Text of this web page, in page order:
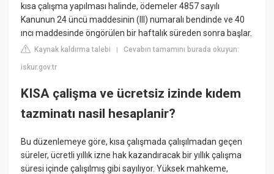
kısa çalışma yapılması halinde, ödemeler 4857 sayılı
Kanunun 24 üncü maddesinin (III) numaralı bendinde ve 40
ıncı maddesinde öngörülen bir haftalık süreden sonra başlar.
Kaynak kaldırma talebi |Cevabın tamamını burada okuyun:
iskur.gov.tr
KISA çalişma ve ücretsiz izinde kıdem
tazminatı nasil hesaplanir?
Bu düzenlemeye göre, kısa çalışmada çalışılmadan geçen
süreler, ücretli yıllık izne hak kazandıracak bir yıllık çalışma
süresi içinde çalışılmış gibi sayılıyor. Yüksek mahkeme,